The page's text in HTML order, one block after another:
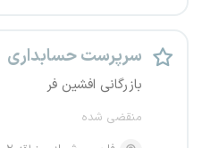
سرپرست حسابداری
بازرگانی افشین فر
منقضی شده